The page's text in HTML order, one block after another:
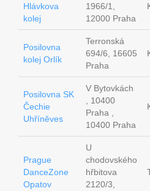
Hlávkova
kolej
1966/1,
12000 Praha
Posilovna
kolej Orlík
Terronská
694/6, 16605
Praha
Posilovna SK
Čechie
Uhříněves
V Bytovkách
, 10400
Praha ,
10400 Praha
Prague
DanceZone
Opatov
U
chodovského
hřbitova
2120/3,